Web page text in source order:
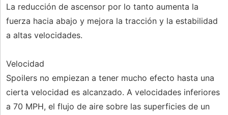
La reducción de ascensor por lo tanto aumenta la
fuerza hacia abajo y mejora la tracción y la estabilidad
a altas velocidades.
Velocidad
Spoilers no empiezan a tener mucho efecto hasta una
cierta velocidad es alcanzado. A velocidades inferiores
a 70 MPH, el flujo de aire sobre las superficies de un